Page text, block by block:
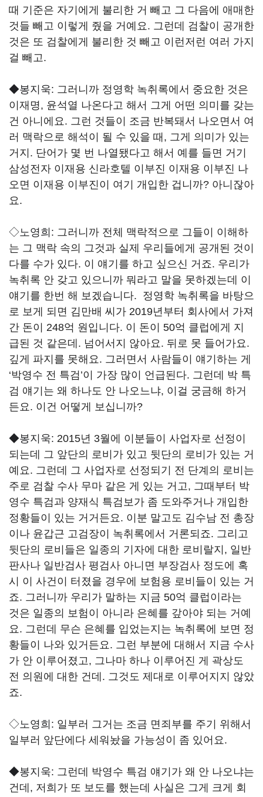
때 기준은 자기에게 불리한 거 빼고 그 다음에 애매한
것들 빼고 이렇게 줬을 거예요. 그런데 검찰이 공개한
것은 또 검찰에게 불리한 것 빼고 이런저런 여러 가지
걸 빼고.
◆봉지욱: 그러니까 정영학 녹취록에서 중요한 것은
이재명, 윤석열 나온다고 해서 그게 어떤 의미를 갖는
건 아니에요. 그런 것들이 조금 반복돼서 나오면서 여
러 맥락으로 해석이 될 수 있을 때, 그게 의미가 있는
거지. 단어가 몇 번 나열됐다고 해서 예를 들면 거기
삼성전자 이재용 신라호텔 이부진 이재용 이부진 나
오면 이재용 이부진이 여기 개입한 겁니까? 아니잖아
요.
◇노영희: 그러니까 전체 맥락적으로 그들이 이해하
는 그 맥락 속의 그것과 실제 우리들에게 공개된 것이
다를 수가 있다. 이 얘기를 하고 싶으신 거죠. 우리가
녹취록 안 갖고 있으니까 뭐라고 말을 못하겠는데 이
얘기를 한번 해 보겠습니다. 정영학 녹취록을 바탕으
로 보게 되면 김만배 씨가 2019년부터 회사에서 가져
간 돈이 248억 원입니다. 이 돈이 50억 클럽에게 지
급된 것 같은데. 넘어서지 않아요. 뒤로 못 들어가요.
깊게 파지를 못해요. 그러면서 사람들이 얘기하는 게
‘박영수 전 특검’이 가장 많이 언급된다. 그런데 박 특
검 얘기는 왜 하나도 안 나오느냐, 이걸 궁금해 하거
든요. 이건 어떻게 보십니까?
◆봉지욱: 2015년 3월에 이분들이 사업자로 선정이
되는데 그 앞단의 로비가 있고 뒷단의 로비가 있는 거
예요. 그런데 그 사업자로 선정되기 전 단계의 로비는
주로 검찰 수사 무마 같은 게 있는 거고, 그때부터 박
영수 특검과 양재식 특검보가 좀 도와주거나 개입한
정황들이 있는 거거든요. 이분 말고도 김수남 전 총장
이나 윤갑근 고검장이 녹취록에서 거론되죠. 그리고
뒷단의 로비들은 일종의 기자에 대한 로비랄지, 일반
판사나 일반검사 평검사 아니면 부장검사 정도에 혹
시 이 사건이 터졌을 경우에 보험용 로비들이 있는 거
죠. 그러니까 우리가 말하는 지금 50억 클럽이라는
것은 일종의 보험이 아니라 은혜를 갚아야 되는 거예
요. 그런데 무슨 은혜를 입었는지는 녹취록에 보면 정
황들이 나와 있거든요. 그런 부분에 대해서 지금 수사
가 안 이루어졌고, 그나마 하나 이루어진 게 곽상도
전 의원에 대한 건데. 그것도 제대로 이루어지지 않았
죠.
◇노영희: 일부러 그거는 조금 면죄부를 주기 위해서
일부러 앞단에다 세워놨을 가능성이 좀 있어요.
◆봉지욱: 그런데 박영수 특검 얘기가 왜 안 나오냐는
건데, 저희가 또 보도를 했는데 사실은 그게 크게 회